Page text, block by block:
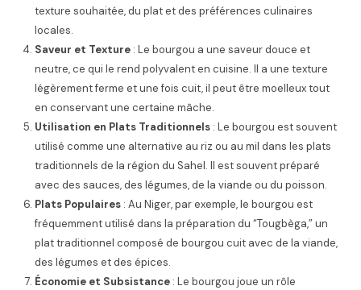
texture souhaitée, du plat et des préférences culinaires
locales.
Saveur et Texture : Le bourgou a une saveur douce et
neutre, ce qui le rend polyvalent en cuisine. Il a une texture
légèrement ferme et une fois cuit, il peut être moelleux tout
en conservant une certaine mâche.
Utilisation en Plats Traditionnels : Le bourgou est souvent
utilisé comme une alternative au riz ou au mil dans les plats
traditionnels de la région du Sahel. Il est souvent préparé
avec des sauces, des légumes, de la viande ou du poisson.
Plats Populaires : Au Niger, par exemple, le bourgou est
fréquemment utilisé dans la préparation du “Tougbèga,” un
plat traditionnel composé de bourgou cuit avec de la viande,
des légumes et des épices.
Économie et Subsistance : Le bourgou joue un rôle